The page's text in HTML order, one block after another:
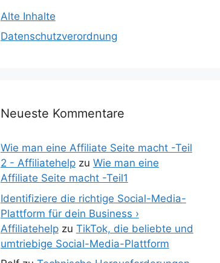
Alte Inhalte
Datenschutzverordnung
Neueste Kommentare
Wie man eine Affiliate Seite macht -Teil
2 - Affiliatehelpzu Wie man eine
Affiliate Seite macht -Teil1
Identifiziere die richtige Social-Media-
Plattform für dein Business ›
Affiliatehelpzu TikTok, die beliebte und
umtriebige Social-Media-Plattform